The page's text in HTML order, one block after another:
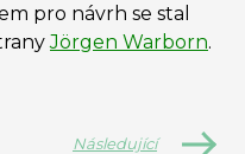
pro návrh se stal
Jörgen Warborn.
Následující